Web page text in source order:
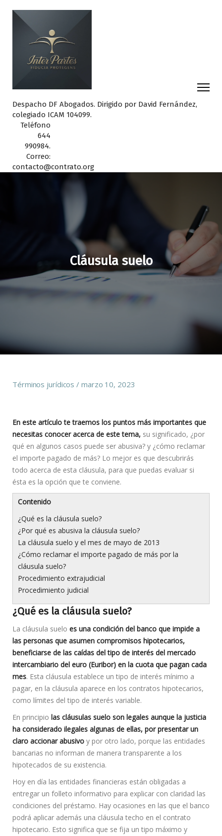
Despacho DF Abogados. Dirigido por David Fernández,
colegiado ICAM 104099.
Teléfono
644
990984.
Correo:
contacto@contrato.org
Cláusula suelo
Términos jurídicos marzo 10, 2023
En este artículo te traemos los puntos más importantes que
necesitas conocer acerca de este tema, su significado, ¿por
qué en algunos casos puede ser abusiva? y ¿cómo reclamar
el importe pagado de más? Lo mejor es que descubrirás
todo acerca de esta cláusula, para que puedas evaluar si
ésta es la opción que te conviene.
Contenido
¿Qué es la cláusula suelo?
¿Por qué es abusiva la cláusula suelo?
La cláusula suelo y el mes de mayo de 2013
¿Cómo reclamar el importe pagado de más por la
cláusula suelo?
Procedimiento extrajudicial
Procedimiento judicial
¿Qué es la cláusula suelo?
La cláusula suelo es una condición del banco que impide a
las personas que asumen compromisos hipotecarios,
beneficiarse de las caídas del tipo de interés del mercado
intercambiario del euro (Euribor) en la cuota que pagan cada
mes. Esta cláusula establece un tipo de interés mínimo a
pagar, en la cláusula aparece en los contratos hipotecarios,
como límites del tipo de interés variable.
En principio las cláusulas suelo son legales aunque la justicia
ha considerado ilegales algunas de ellas, por presentar un
claro accionar abusivo y por otro lado, porque las entidades
bancarias no informan de manera transparente a los
hipotecados de su existencia.
Hoy en día las entidades financieras están obligadas a
entregar un folleto informativo para explicar con claridad las
condiciones del préstamo. Hay ocasiones en las que el banco
podrá aplicar además una cláusula techo en el contrato
hipotecario. Esto significa que se fija un tipo máximo y